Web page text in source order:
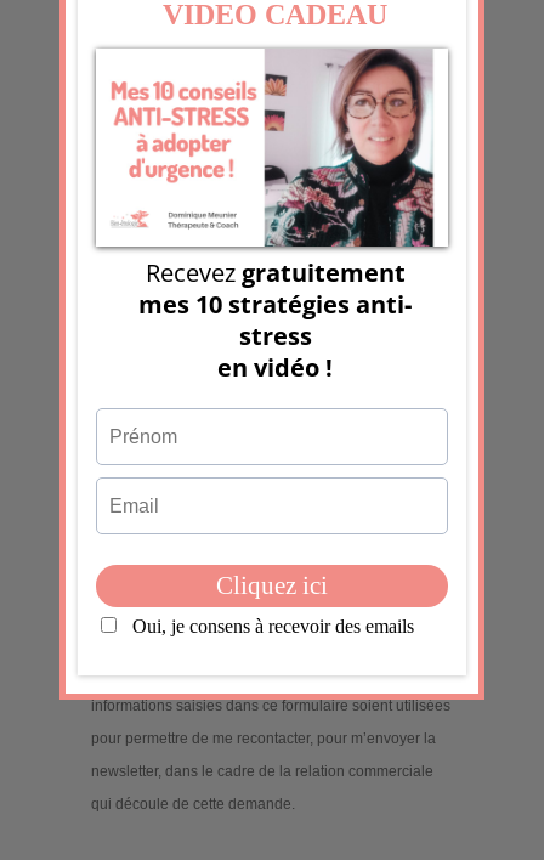
Et si votre frustration n’était pas le
problème, mais le message ?
Sans électricité pendant 6 jours :
gratitude, adaptation et déclic
inattendu
Quand le monde pèse trop :
comprendre et protéger sa sensibilité
1er article de 2026 mais 600ème du
blog !
Prénom
Email*
J'accepte
En soumettant ce formulaire, j'accepte que les
informations saisies dans ce formulaire soient utilisées
pour permettre de me recontacter, pour m’envoyer la
newsletter, dans le cadre de la relation commerciale
qui découle de cette demande.